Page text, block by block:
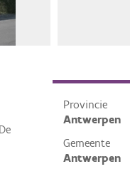
Provincie
Antwerpen
Gemeente
Antwerpen